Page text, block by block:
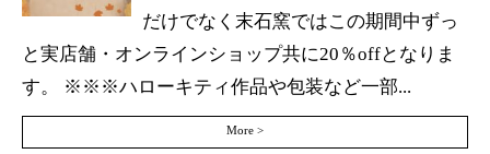
だけでなく末石窯ではこの期間中ずっ
と実店舗・オンラインショップ共に20％offとなりま
す。 ※※※ハローキティ作品や包装など一部...
More >